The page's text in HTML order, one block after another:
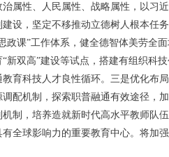
性、人民属性、战略属性，以习近
设，坚定不移推动立德树人根本
政课”工作体系，健全德智体美劳全
新双高”建设等试点，搭建有组织
育科技人才良性循环。三是优化
配机制，探索职普融通有效途径，
制，培养造就新时代高水平教师队
全球影响力的重要教育中心。将加